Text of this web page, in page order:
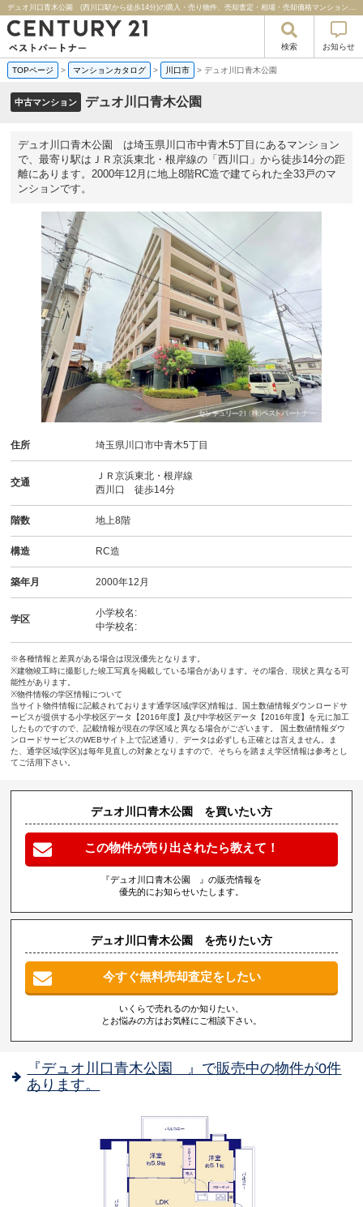
デュオ川口青木公園 (西川口駅から徒歩14分)の購入・売り物件、売却査定・相場・売却価格マンション情報｜センチュリー２１ベストパートナー
検索 お知らせ
TOPページ > マンションカタログ > 川口市 > デュオ川口青木公園
中古マンション デュオ川口青木公園
デュオ川口青木公園 は埼玉県川口市中青木5丁目にあるマンション
で、最寄り駅はＪＲ京浜東北・根岸線の「西川口」から徒歩14分の距
離にあります。2000年12月に地上8階RC造で建てられた全33戸のマ
ンションです。
住所 埼玉県川口市中青木5丁目
交通
ＪＲ京浜東北・根岸線
西川口 徒歩14分
階数 地上8階
構造 RC造
築年月 2000年12月
学区
小学校名:
中学校名:
※各種情報と差異がある場合は現況優先となります。
※建物竣工時に撮影した竣工写真を掲載している場合があります。その場合、現状と異なる可
能性があります。
※物件情報の学区情報について
当サイト物件情報に記載されております通学区域(学区)情報は、国土数値情報ダウンロードサ
ービスが提供する小学校区データ【2016年度】及び中学校区データ【2016年度】を元に加工
したものですので、記載情報が現在の学区域と異なる場合がございます。 国土数値情報ダウ
ンロードサービスのWEBサイト上で記述通り、データは必ずしも正確とは言えません。ま
た、通学区域(学区)は毎年見直しの対象となりますので、そちらを踏まえ学区情報は参考とし
てご活用下さい。
デュオ川口青木公園 を買いたい方
この物件が売り出されたら教えて！
『デュオ川口青木公園 』の販売情報を
優先的にお知らせいたします。
デュオ川口青木公園 を売りたい方
今すぐ無料売却査定をしたい
いくらで売れるのか知りたい、
とお悩みの方はお気軽にご相談下さい。
『デュオ川口青木公園 』で販売中の物件が0件
あります。